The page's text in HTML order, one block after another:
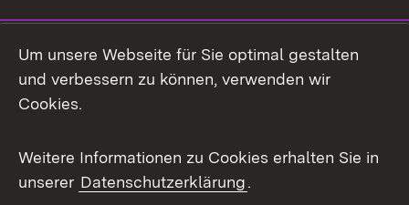
Facebook
X / Twitter
Youtube
Um unsere Webseite für Sie optimal gestalten
und verbessern zu können, verwenden wir
Cookies.
Weitere Informationen zu Cookies erhalten Sie in
unserer Datenschutzerklärung.